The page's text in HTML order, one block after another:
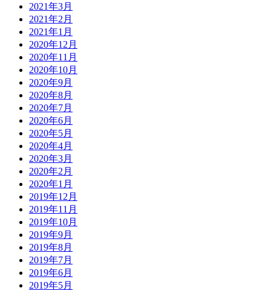
2021年3月
2021年2月
2021年1月
2020年12月
2020年11月
2020年10月
2020年9月
2020年8月
2020年7月
2020年6月
2020年5月
2020年4月
2020年3月
2020年2月
2020年1月
2019年12月
2019年11月
2019年10月
2019年9月
2019年8月
2019年7月
2019年6月
2019年5月